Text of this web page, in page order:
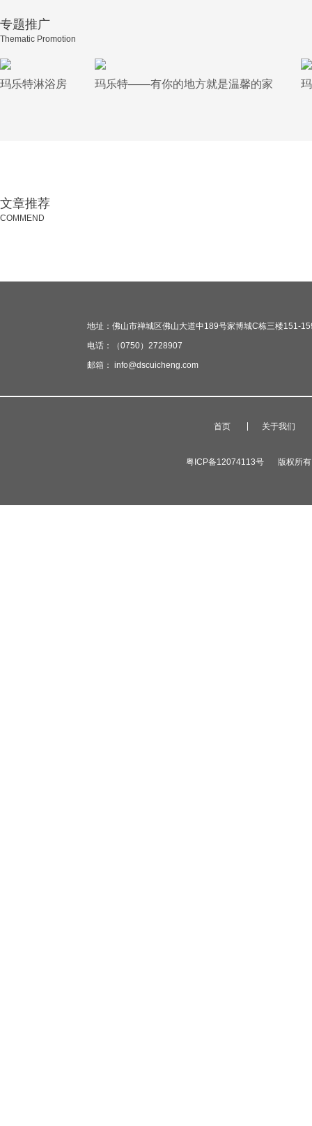
专题推广
Thematic Promotion
玛乐特淋浴房 玛乐特——有你的地方就是温馨的家
文章推荐
COMMEND
地址：佛山市禅城区佛山大道中189号家博城C栋三楼151-
电话：（0750）2728907
邮箱： info@dscuicheng.com
首页 关于我们
粤ICP备12074113号 版权所